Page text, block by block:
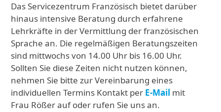
Das Servicezentrum Französisch bietet darüber
hinaus intensive Beratung durch erfahrene
Lehrkräfte in der Vermittlung der französischen
Sprache an. Die regelmäßigen Beratungszeiten
sind mittwochs von 14.00 Uhr bis 16.00 Uhr.
Sollten Sie diese Zeiten nicht nutzen können,
nehmen Sie bitte zur Vereinbarung eines
individuellen Termins Kontakt per E-Mail mit
Frau Rößer auf oder rufen Sie uns an.